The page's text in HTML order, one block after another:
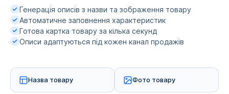
Генерація описів з назви та зображення товару
Автоматичне заповнення характеристик
Готова картка товару за кілька секунд
Описи адаптуються під кожен канал продажів
Назва товару Фото товару